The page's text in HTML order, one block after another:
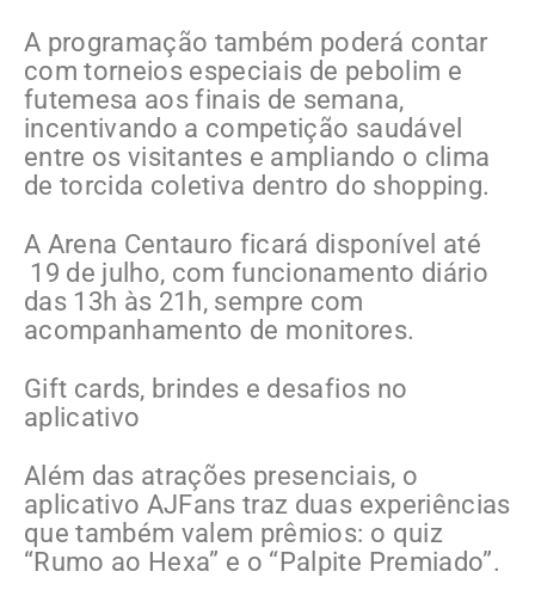
A programação também poderá contar
com torneios especiais de pebolim e
futemesa aos finais de semana,
incentivando a competição saudável
entre os visitantes e ampliando o clima
de torcida coletiva dentro do shopping.
A Arena Centauro ficará disponível até
19 de julho, com funcionamento diário
das 13h às 21h, sempre com
acompanhamento de monitores.
Gift cards, brindes e desafios no
aplicativo
Além das atrações presenciais, o
aplicativo AJFans traz duas experiências
que também valem prêmios: o quiz
“Rumo ao Hexa” e o “Palpite Premiado”.